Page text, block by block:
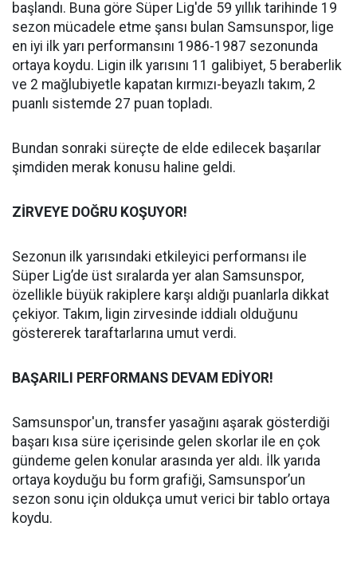
başlandı. Buna göre Süper Lig'de 59 yıllık tarihinde 19
sezon mücadele etme şansı bulan Samsunspor, lige
en iyi ilk yarı performansını 1986-1987 sezonunda
ortaya koydu. Ligin ilk yarısını 11 galibiyet, 5 beraberlik
ve 2 mağlubiyetle kapatan kırmızı-beyazlı takım, 2
puanlı sistemde 27 puan topladı.
Bundan sonraki süreçte de elde edilecek başarılar
şimdiden merak konusu haline geldi.
ZİRVEYE DOĞRU KOŞUYOR!
Sezonun ilk yarısındaki etkileyici performansı ile
Süper Lig’de üst sıralarda yer alan Samsunspor,
özellikle büyük rakiplere karşı aldığı puanlarla dikkat
çekiyor. Takım, ligin zirvesinde iddialı olduğunu
göstererek taraftarlarına umut verdi.
BAŞARILI PERFORMANS DEVAM EDİYOR!
Samsunspor'un, transfer yasağını aşarak gösterdiği
başarı kısa süre içerisinde gelen skorlar ile en çok
gündeme gelen konular arasında yer aldı. İlk yarıda
ortaya koyduğu bu form grafiği, Samsunspor’un
sezon sonu için oldukça umut verici bir tablo ortaya
koydu.